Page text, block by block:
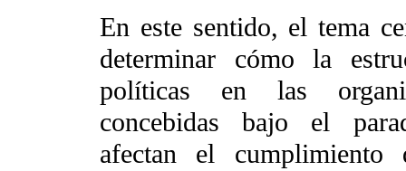
En este sentido, el tema
determinar cómo la
políticas en las
concebidas bajo el
afectan el